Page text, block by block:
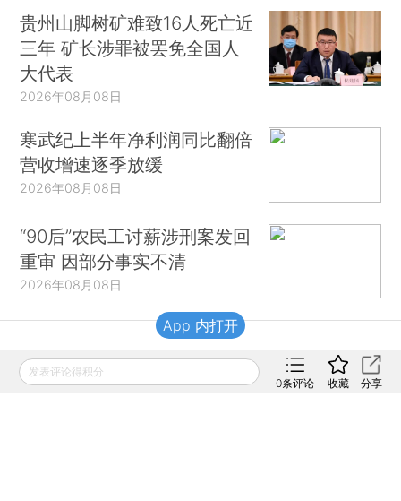
贵州山脚树矿难致16人死亡近
三年 矿长涉罪被罢免全国人
大代表
2026年08月08日
寒武纪上半年净利润同比翻倍
营收增速逐季放缓
2026年08月08日
“90后”农民工讨薪涉刑案发回
重审 因部分事实不清
2026年08月08日
财新移动
发表评论得积分
0条评论 收藏 分享
App 内打开